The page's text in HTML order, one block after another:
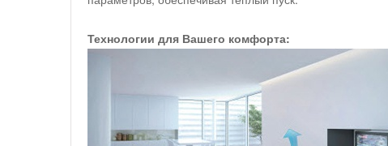
Технологии для Вашего комфорта: